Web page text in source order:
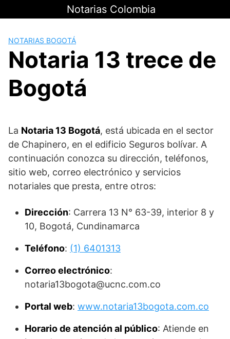
al
Notarias Colombia
NOTARIAS BOGOTÁ
Notaria 13 trece de
Bogotá
La Notaria 13 Bogotá, está ubicada en el sector
de Chapinero, en el edificio Seguros bolívar. A
continuación conozca su dirección, teléfonos,
sitio web, correo electrónico y servicios
notariales que presta, entre otros:
Dirección: Carrera 13 N° 63-39, interior 8 y
10, Bogotá, Cundinamarca
Teléfono: (1) 6401313
Correo electrónico:
notaria13bogota@ucnc.com.co
Portal web: www.notaria13bogota.com.co
Horario de atención al público: Atiende en